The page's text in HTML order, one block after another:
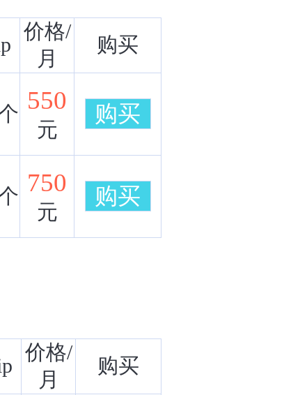
价格/
月
购买
550
元
购买
750
元
购买
价格/
月
购买